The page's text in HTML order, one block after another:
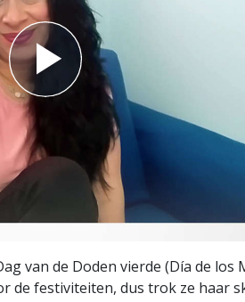
van de Doden vierde (Día de los
de festiviteiten, dus trok ze haar